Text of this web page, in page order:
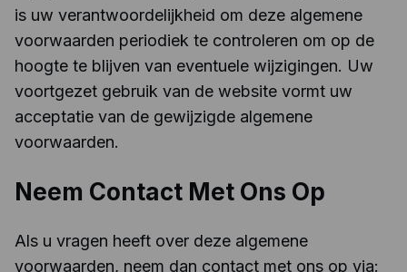
is uw verantwoordelijkheid om deze algemene
voorwaarden periodiek te controleren om op de
hoogte te blijven van eventuele wijzigingen. Uw
voortgezet gebruik van de website vormt uw
acceptatie van de gewijzigde algemene
voorwaarden.
Neem Contact Met Ons Op
Als u vragen heeft over deze algemene
voorwaarden, neem dan contact met ons op via: